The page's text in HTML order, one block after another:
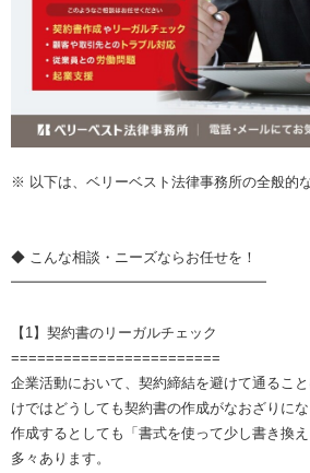
※ 以下は、ベリーベスト法律事務所の全般的
◆ こんな相談・ニーズならお任せを！
━━━━━━━━━━━━━━━━━━
【1】契約書のリーガルチェック
========================
企業活動において、契約締結を避けて通るこ
けではどうしても契約書の作成がなおざりにな
作成するとしても「書式を使って少し書き換
多々あります。